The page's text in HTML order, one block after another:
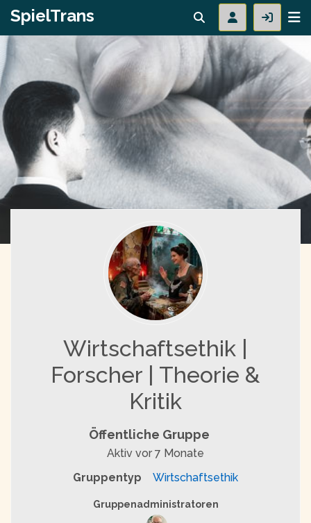
SpielTrans
Wirtschaftsethik |
Forscher | Theorie &
Kritik
Öffentliche Gruppe
Aktiv vor 7 Monate
Gruppentyp
Wirtschaftsethik
Gruppenführung
Gruppenadministratoren